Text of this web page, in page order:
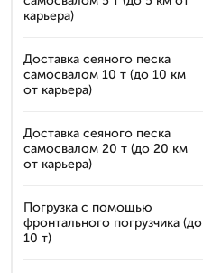
карьера)
Доставка сеяного песка
самосвалом 10 т (до 10 км
от карьера)
Доставка сеяного песка
самосвалом 20 т (до 20 км
от карьера)
Погрузка с помощью
фронтального погрузчика (до
10 т)